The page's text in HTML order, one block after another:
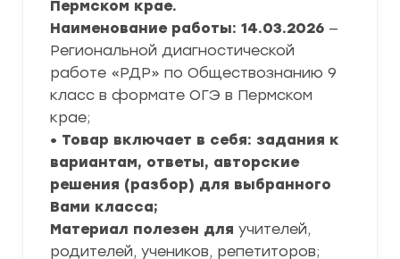
Пермском крае.
Наименование работы: 14.03.2026 —
Региональной диагностической
работе «РДР» по Обществознанию 9
класс в формате ОГЭ в Пермском
крае;
• Товар включает в себя: задания к
вариантам, ответы, авторские
решения (разбор) для выбранного
Вами класса;
Материал полезен для учителей,
родителей, учеников, репетиторов;